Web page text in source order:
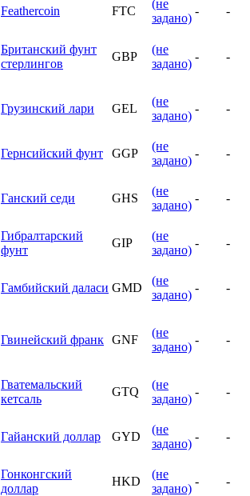
Feathercoin FTC
(не
задано)
- -
Британский фунт
стерлингов
GBP
(не
задано)
- -
Грузинский лари GEL
(не
задано)
- -
Гернсийский фунт GGP
(не
задано)
- -
Ганский седи GHS
(не
задано)
- -
Гибралтарский
фунт
GIP
(не
задано)
- -
Гамбийский даласи GMD
(не
задано)
- -
Гвинейский франк GNF
(не
задано)
- -
Гватемальский
кетсаль
GTQ
(не
задано)
- -
Гайанский доллар GYD
(не
задано)
- -
Гонконгский
доллар
HKD
(не
задано)
- -